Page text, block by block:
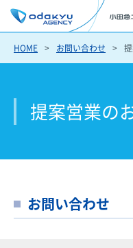
HOME お問い合わせ
提案営業の
お問い合わせ